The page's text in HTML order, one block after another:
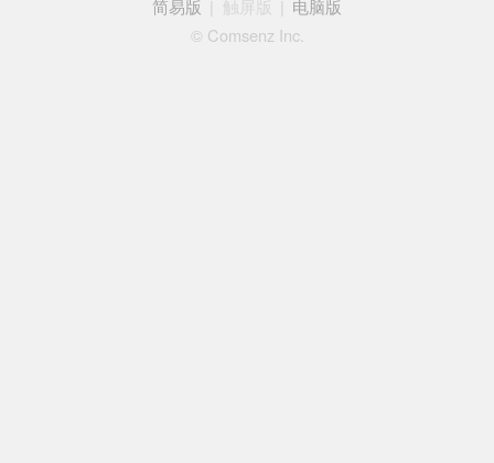
简易版
触屏版
电脑版
© Comsenz Inc.